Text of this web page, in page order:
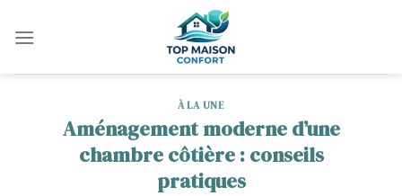
À LA UNE
Aménagement moderne d’une
chambre côtière : conseils
pratiques